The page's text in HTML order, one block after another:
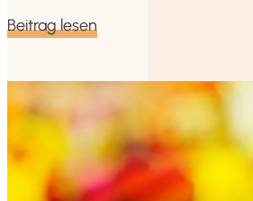
Bei­trag lesen